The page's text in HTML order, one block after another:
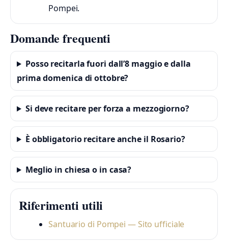
Pompei.
Domande frequenti
Posso recitarla fuori dall’8 maggio e dalla
prima domenica di ottobre?
Si deve recitare per forza a mezzogiorno?
È obbligatorio recitare anche il Rosario?
Meglio in chiesa o in casa?
Riferimenti utili
Santuario di Pompei — Sito ufficiale